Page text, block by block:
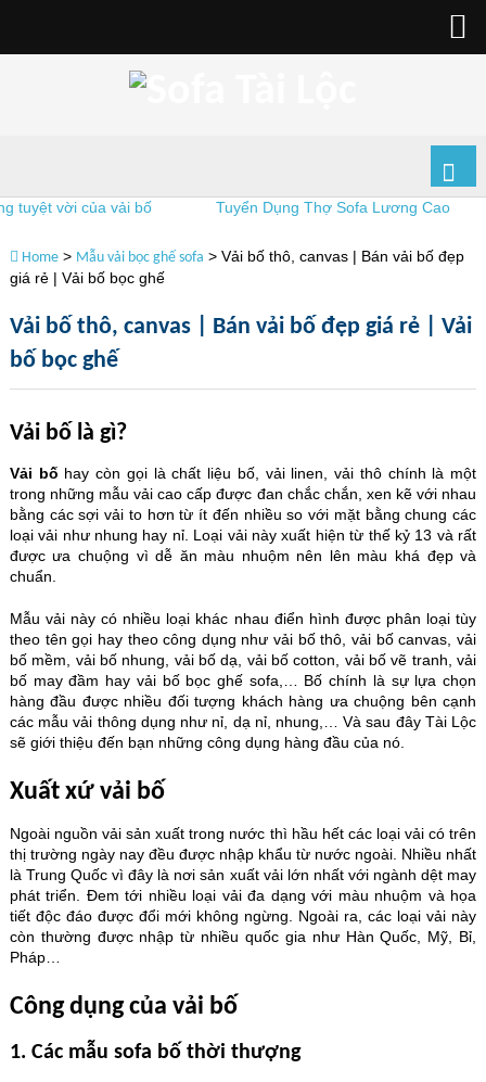
vời của vải bố Tuyển Dụng Thợ Sofa Lương Cao
Home> Mẫu vải bọc ghế sofa > Vải bố thô, canvas | Bán vải bố đẹp
giá rẻ | Vải bố bọc ghế
Vải bố thô, canvas | Bán vải bố đẹp giá rẻ | Vải
bố bọc ghế
Vải bố là gì?
Vải bố hay còn gọi là chất liệu bố, vải linen, vải thô chính là một
trong những mẫu vải cao cấp được đan chắc chắn, xen kẽ với nhau
bằng các sợi vải to hơn từ ít đến nhiều so với mặt bằng chung các
loại vải như nhung hay nỉ. Loại vải này xuất hiện từ thế kỷ 13 và rất
được ưa chuộng vì dễ ăn màu nhuộm nên lên màu khá đẹp và
chuẩn.
Mẫu vải này có nhiều loại khác nhau điển hình được phân loại tùy
theo tên gọi hay theo công dụng như vải bố thô, vải bố canvas, vải
bố mềm, vải bố nhung, vải bố dạ, vải bố cotton, vải bố vẽ tranh, vải
bố may đầm hay vải bố bọc ghế sofa,… Bố chính là sự lựa chọn
hàng đầu được nhiều đối tượng khách hàng ưa chuộng bên cạnh
các mẫu vải thông dụng như nỉ, dạ nỉ, nhung,… Và sau đây Tài Lộc
sẽ giới thiệu đến bạn những công dụng hàng đầu của nó.
Xuất xứ vải bố
Ngoài nguồn vải sản xuất trong nước thì hầu hết các loại vải có trên
thị trường ngày nay đều được nhập khẩu từ nước ngoài. Nhiều nhất
là Trung Quốc vì đây là nơi sản xuất vải lớn nhất với ngành dệt may
phát triển. Đem tới nhiều loại vải đa dạng với màu nhuộm và họa
tiết độc đáo được đổi mới không ngừng. Ngoài ra, các loại vải này
còn thường được nhập từ nhiều quốc gia như Hàn Quốc, Mỹ, Bỉ,
Pháp…
Công dụng của vải bố
1. Các mẫu sofa bố thời thượng